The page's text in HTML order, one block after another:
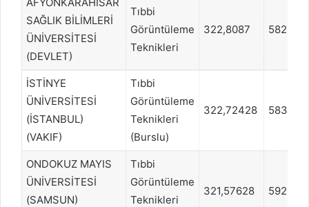
SAĞLIK BİLİMLERİ
ÜNİVERSİTESİ
(DEVLET)
Tıbbi
Görüntüleme
Teknikleri
322,8087 582914
İSTİNYE
ÜNİVERSİTESİ
(İSTANBUL)
(VAKIF)
Tıbbi
Görüntüleme
Teknikleri
(Burslu)
322,72428 583748
ONDOKUZ MAYIS
ÜNİVERSİTESİ
(SAMSUN)
Tıbbi
Görüntüleme
Teknikleri
321,57628 592925